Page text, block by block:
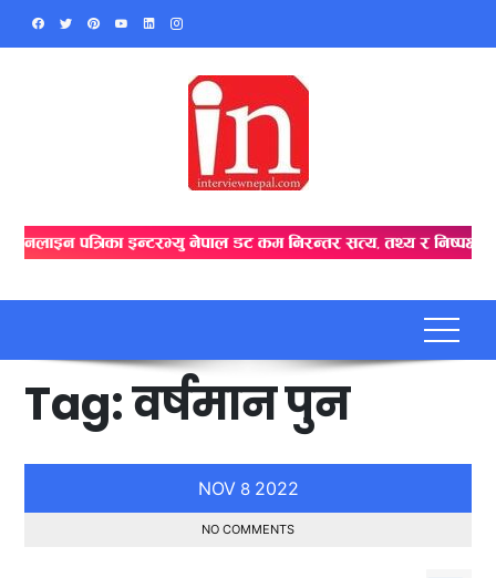
Skip
Tag:वर्षमान पुन
NOV 8 2022
NO COMMENTS